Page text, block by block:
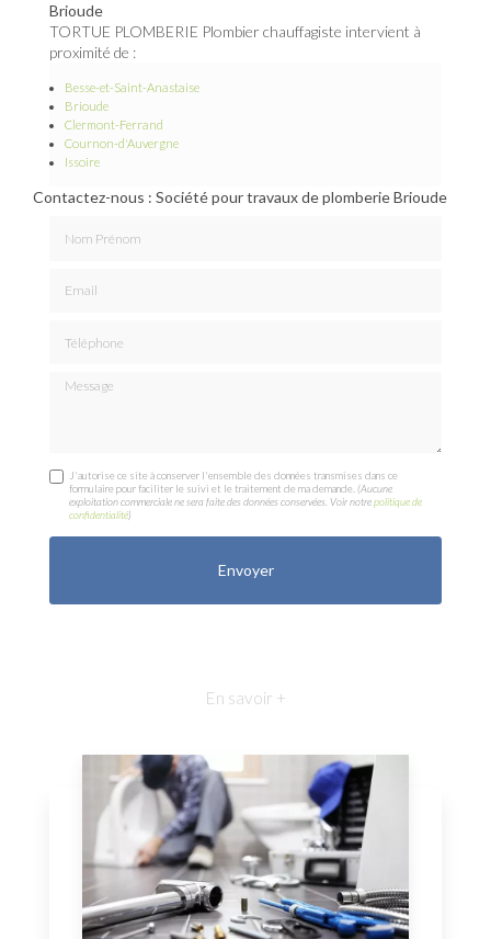
Brioude
TORTUE PLOMBERIE Plombier chauffagiste intervient à
proximité de :
Besse-et-Saint-Anastaise
Brioude
Clermont-Ferrand
Cournon-d'Auvergne
Issoire
Contactez-nous : Société pour travaux de plomberie Brioude
Message
J'autorise ce site à conserver l'ensemble des données transmises dans ce
formulaire pour faciliter le suivi et le traitement de ma demande.(Aucune
exploitation commerciale ne sera faite des données conservées. Voir notrepolitique de
confidentialité)
En savoir +